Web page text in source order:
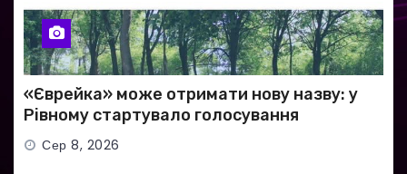
«Єврейка» може отримати нову назву: у
Рівному стартувало голосування
Сер 8, 2026